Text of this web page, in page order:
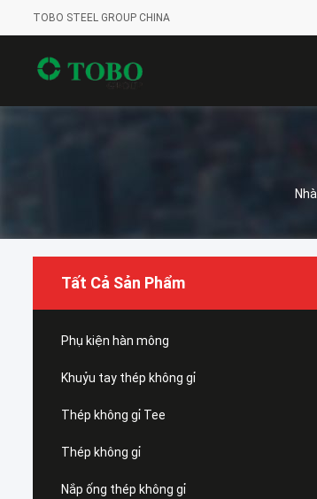
TOBO STEEL GROUP CHINA
Nhà
Tất Cả Sản Phẩm
Phụ kiện hàn mông
Khuỷu tay thép không gỉ
Thép không gỉ Tee
Thép không gỉ
Nắp ống thép không gỉ